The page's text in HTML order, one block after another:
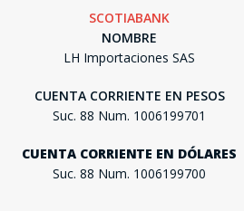
SCOTIABANK
NOMBRE
LH Importaciones SAS
CUENTA CORRIENTE EN PESOS
Suc. 88 Num. 1006199701
CUENTA CORRIENTE EN DÓLARES
Suc. 88 Num. 1006199700